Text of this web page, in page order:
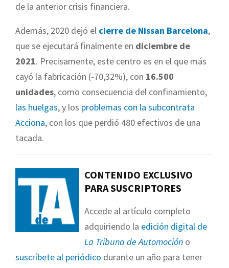
de la anterior crisis financiera.
Además, 2020 dejó el cierre de Nissan Barcelona,
que se ejecutará finalmente en diciembre de
2021. Precisamente, este centro es en el que más
cayó la fabricación (-70,32%), con 16.500
unidades, como consecuencia del confinamiento,
las huelgas, y los problemas con la subcontrata
Acciona, con los que perdió 480 efectivos de una
tacada.
CONTENIDO EXCLUSIVO
PARA SUSCRIPTORES
Accede al artículo completo
adquiriendo la edición digital de
La Tribuna de Automoción o
suscríbete al periódico durante un año para tener